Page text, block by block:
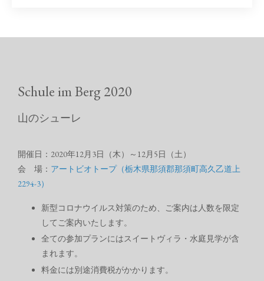
Schule im Berg 2020
山のシューレ
開催日：2020年12月3日（木）～12月5日（土）
会 場： アートビオトープ（栃木県那須郡那須町高久乙道上
2294-3）
新型コロナウイルス対策のため、ご案内は人数を限定
してご案内いたします。
全ての参加プランにはスイートヴィラ・水庭見学が含
まれます。
料金には別途消費税がかかります。